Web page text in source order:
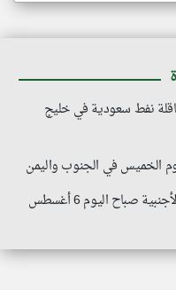
نفط سعودية في خليج
الخميس في الجنوب واليمن
نشرة أسعار صرف العملات الأجنبية صباح اليوم 6 أغسطس